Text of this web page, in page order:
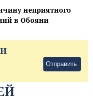
неприятного
в Обояни
Отправить